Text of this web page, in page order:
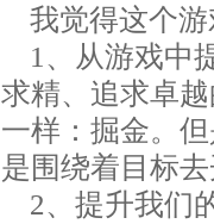
我觉得这个游
1、从游戏中
求精、追求卓
一样：掘金。
是围绕着目标
2、提升我们